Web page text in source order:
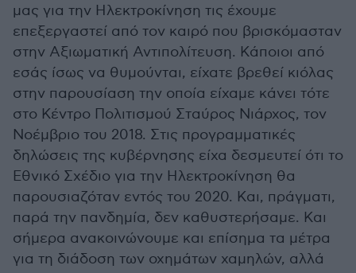
μας για την Ηλεκτροκίνηση τις έχουμε
επεξεργαστεί από τον καιρό που βρισκόμασταν
στην Αξιωματική Αντιπολίτευση. Κάποιοι από
εσάς ίσως να θυμούνται, είχατε βρεθεί κιόλας
στην παρουσίαση την οποία είχαμε κάνει τότε
στο Κέντρο Πολιτισμού Σταύρος Νιάρχος, τον
Νοέμβριο του 2018. Στις προγραμματικές
δηλώσεις της κυβέρνησης είχα δεσμευτεί ότι το
Εθνικό Σχέδιο για την Ηλεκτροκίνηση θα
παρουσιαζόταν εντός του 2020. Και, πράγματι,
παρά την πανδημία, δεν καθυστερήσαμε. Και
σήμερα ανακοινώνουμε και επίσημα τα μέτρα
για τη διάδοση των οχημάτων χαμηλών, αλλά